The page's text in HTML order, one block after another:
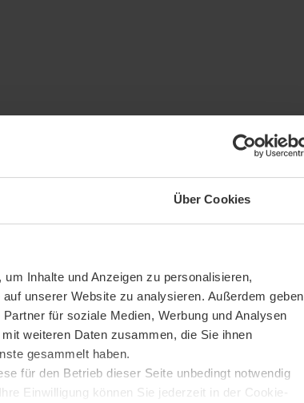
Über Cookies
um Inhalte und Anzeigen zu personalisieren,
unserer Website zu analysieren. Außerdem geben
für soziale Medien, Werbung und Analysen
weiteren Daten zusammen, die Sie ihnen
gesammelt haben.
für den Betrieb dieser Seite unbedingt notwendig
Einwilligung können Sie jederzeit in der Cookie-